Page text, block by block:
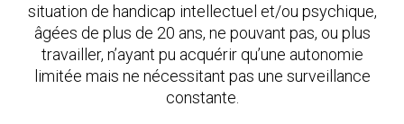
situation de handicap intellectuel et/ou psychique,
âgées de plus de 20 ans, ne pouvant pas, ou plus
travailler, n’ayant pu acquérir qu’une autonomie
limitée mais ne nécessitant pas une surveillance
constante.